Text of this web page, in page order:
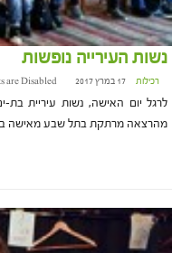
נשות העירייה נופשות
רכילות 17 במרץ 2017 at 1:19 are Disabled
לרגל יום האישה, נשות עיריית בת-
מהרצאה מרתקת בתל שבע מאישה